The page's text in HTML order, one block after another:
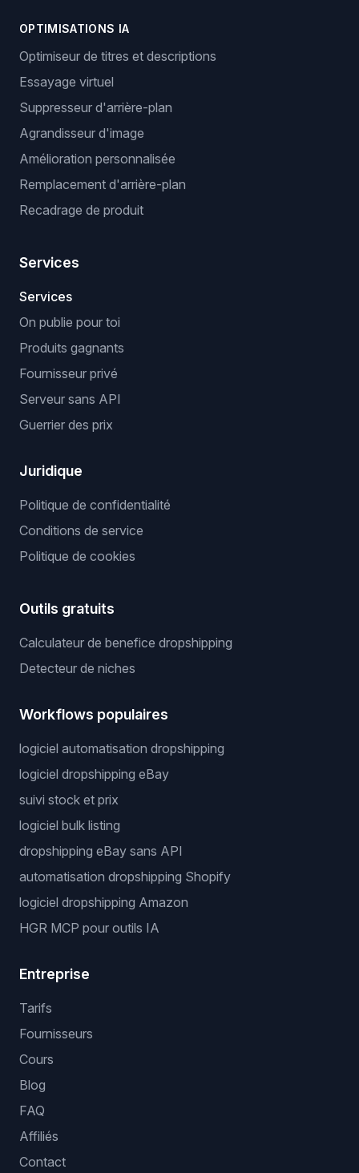
OPTIMISATIONS IA
Optimiseur de titres et descriptions
Essayage virtuel
Suppresseur d'arrière-plan
Agrandisseur d'image
Amélioration personnalisée
Remplacement d'arrière-plan
Recadrage de produit
Services
Services
On publie pour toi
Produits gagnants
Fournisseur privé
Serveur sans API
Guerrier des prix
Juridique
Politique de confidentialité
Conditions de service
Politique de cookies
Outils gratuits
Calculateur de benefice dropshipping
Detecteur de niches
Workflows populaires
logiciel automatisation dropshipping
logiciel dropshipping eBay
suivi stock et prix
logiciel bulk listing
dropshipping eBay sans API
automatisation dropshipping Shopify
logiciel dropshipping Amazon
HGR MCP pour outils IA
Entreprise
Tarifs
Fournisseurs
Cours
Blog
FAQ
Affiliés
Contact